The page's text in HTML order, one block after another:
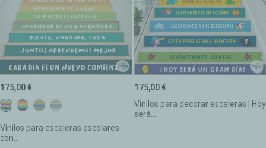
Vinilos para escaleras escolares
con...
175,00 €
Colores Confeti
Colores Tierra
Colores Boho
Colores Calm
Vinilos para decorar escaleras | Hoy
será...
175,00 €